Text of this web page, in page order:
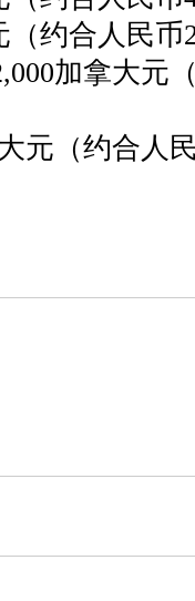
约合人民币
加拿大元
元（约合人